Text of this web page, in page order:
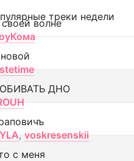
треки недели
волне
ДНО
, voskresenskii
с меня